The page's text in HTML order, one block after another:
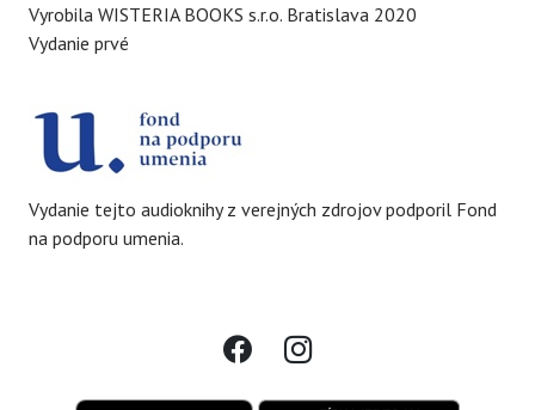
Vyrobila WISTERIA BOOKS s.r.o. Bratislava 2020
Vydanie prvé
Vydanie tejto audioknihy z verejných zdrojov podporil Fond
na podporu umenia.